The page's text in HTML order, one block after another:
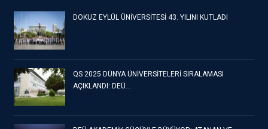
DOKUZ EYLÜL ÜNİVERSİTESİ 43. YILINI KUTLADI
QS 2025 DÜNYA ÜNİVERSİTELERİ SIRALAMASI
AÇIKLANDI: DEÜ…